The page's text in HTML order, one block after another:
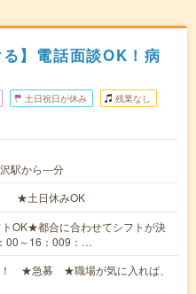
る】電話面談OK！病
土日祝日が休み 残業なし
駅から---分
★土日休みOK
OK★都合に合わせてシフトが決
00～16：009：…
！ ★急募 ★職場が気に入れば、